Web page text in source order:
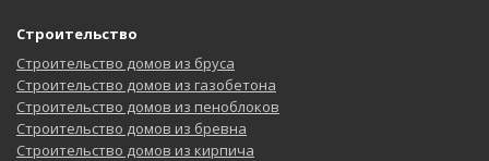
Строительство
Строительство домов из бруса
Строительство домов из газобетона
Строительство домов из пеноблоков
Строительство домов из бревна
Строительство домов из кирпича